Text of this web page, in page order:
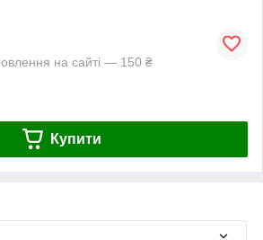
на сайті — 150 ₴
Купити